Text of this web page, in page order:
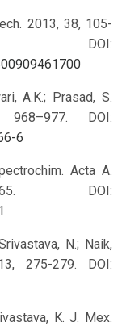
2013, 38, 105-
A.K.; Prasad, S.
DOI:
6
Acta A.
DOI:
N.; Naik,
275-279. DOI:
K. J. Mex.